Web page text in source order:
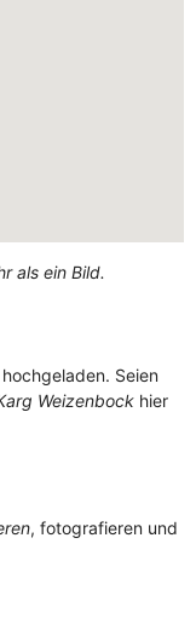
als ein Bild.
Seien
Weizenbockhier
, fotografieren und